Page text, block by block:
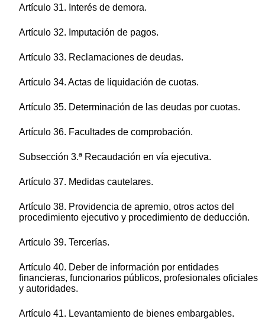
Artículo 31. Interés de demora.
Artículo 32. Imputación de pagos.
Artículo 33. Reclamaciones de deudas.
Artículo 34. Actas de liquidación de cuotas.
Artículo 35. Determinación de las deudas por cuotas.
Artículo 36. Facultades de comprobación.
Subsección 3.ª Recaudación en vía ejecutiva.
Artículo 37. Medidas cautelares.
Artículo 38. Providencia de apremio, otros actos del
procedimiento ejecutivo y procedimiento de deducción.
Artículo 39. Tercerías.
Artículo 40. Deber de información por entidades
financieras, funcionarios públicos, profesionales oficiales
y autoridades.
Artículo 41. Levantamiento de bienes embargables.